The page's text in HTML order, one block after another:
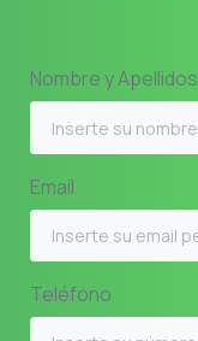
Nombre y Apellidos
Email
Teléfono